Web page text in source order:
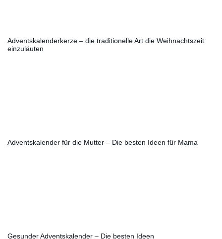
Adventskalenderkerze – die traditionelle Art die Weihnachtszeit
einzuläuten
Adventskalender für die Mutter – Die besten Ideen für Mama
Gesunder Adventskalender – Die besten Ideen